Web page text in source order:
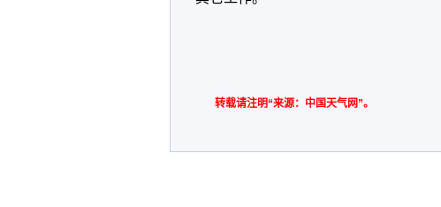
转载请注明“来源：中国天气网”。